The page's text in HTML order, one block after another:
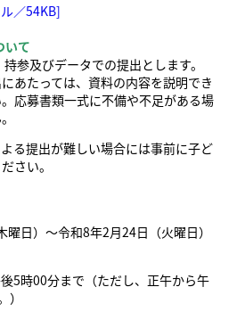
／54KB]
いて
参及びデータでの提出とします。
あたっては、資料の内容を説明でき
応募書類一式に不備や不足がある場
る提出が難しい場合には事前に子ど
さい。
曜日）～令和8年2月24日（火曜日）
5時00分まで（ただし、正午から午